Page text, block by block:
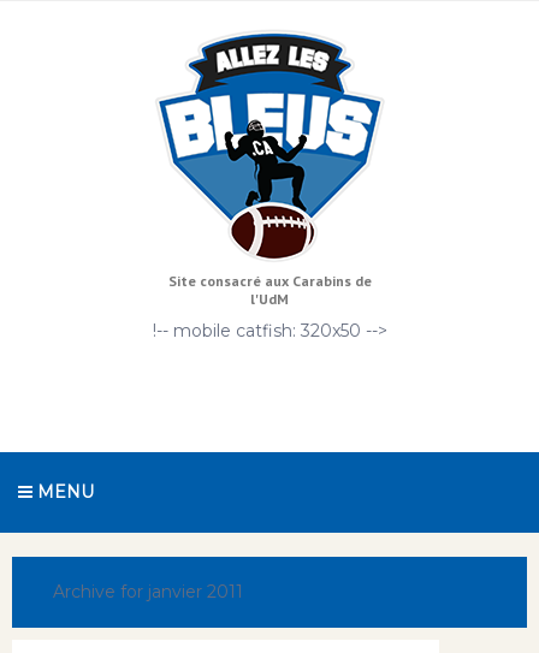
Site consacré aux Carabins de
l'UdM
!-- mobile catfish: 320x50 -->
MENU
Archive for janvier 2011